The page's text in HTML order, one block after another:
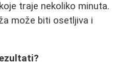
traje nekoliko minuta.
može biti osetljiva i